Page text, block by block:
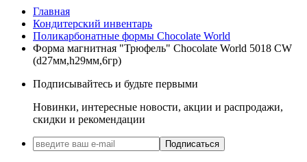
Главная
Кондитерский инвентарь
Поликарбонатные формы Chocolate World
Форма магнитная "Трюфель" Chocolate World 5018 CW
(d27мм,h29мм,6гр)
Подписывайтесь и будьте первыми
Новинки, интересные новости, акции и распродажи,
скидки и рекомендации
Подписаться